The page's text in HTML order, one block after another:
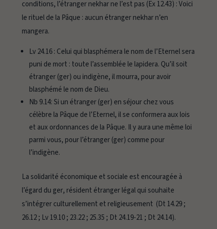
conditions, l’étrangernekharne l’est pas (Ex 12.43) :Voici
le rituel de la Pâque : aucun étranger nekhar n’en
mangera.
Lv 24.16 : Celui qui blasphémera le nom de l’Eternel sera
puni de mort : toute l’assemblée le lapidera. Qu’il soit
étranger (ger) ou indigène, il mourra, pour avoir
blasphémé le nom de Dieu.
Nb 9.14:Si un étranger (ger) en séjour chez vous
célèbre la Pâque de l’Eternel, il se conformera aux lois
et aux ordonnances de la Pâque. Il y aura une même loi
parmi vous, pour l’étranger (ger) comme pour
l’indigène.
La solidarité économique et sociale est encouragée à
l’égard du ger, résident étranger légal qui souhaite
s’intégrer culturellement et religieusement (Dt 14.29 ;
26.12 ; Lv 19.10 ; 23.22 ; 25.35 ; Dt 24.19-21 ; Dt 24.14).